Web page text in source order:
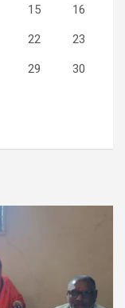
15 16
22 23
29 30